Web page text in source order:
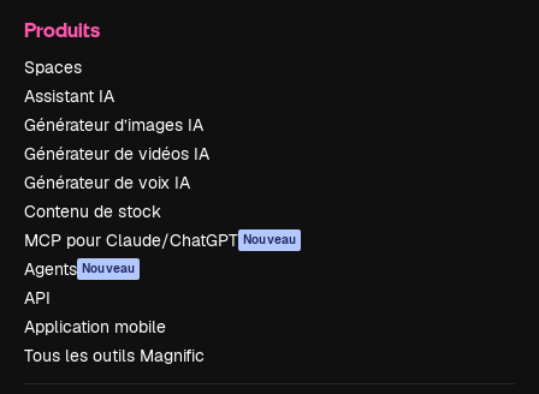
Produits
Spaces
Assistant IA
Générateur d’images IA
Générateur de vidéos IA
Générateur de voix IA
Contenu de stock
MCP pour Claude/ChatGPT Nouveau
Agents Nouveau
API
Application mobile
Tous les outils Magnific